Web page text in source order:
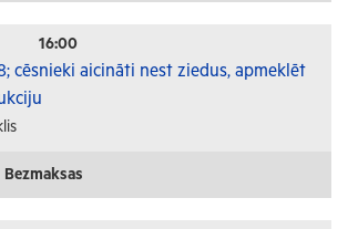
16:00
cēsnieki aicināti nest ziedus, apmeklēt
Bezmaksas